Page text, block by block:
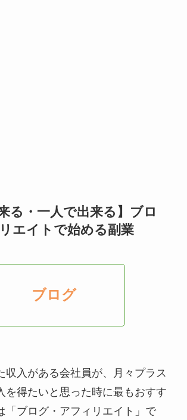
る・一人で出来る】ブロ
エイトで始める副業
ブログ
収入がある会社員が、月々プラス
を得たいと思った時に最もおすす
「ブログ・アフィリエイト」で